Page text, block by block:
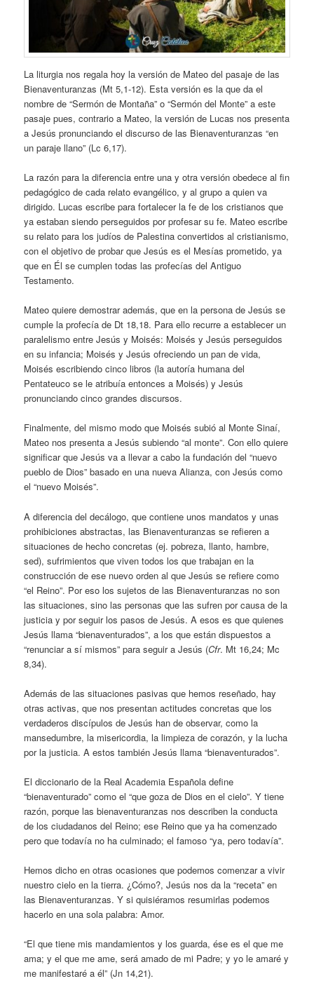
La liturgia nos regala hoy la versión de Mateo del pasaje de las
Bienaventuranzas (Mt 5,1-12). Esta versión es la que da el
nombre de “Sermón de Montaña” o “Sermón del Monte” a este
pasaje pues, contrario a Mateo, la versión de Lucas nos presenta
a Jesús pronunciando el discurso de las Bienaventuranzas “en
un paraje llano” (Lc 6,17).
La razón para la diferencia entre una y otra versión obedece al fin
pedagógico de cada relato evangélico, y al grupo a quien va
dirigido. Lucas escribe para fortalecer la fe de los cristianos que
ya estaban siendo perseguidos por profesar su fe. Mateo escribe
su relato para los judíos de Palestina convertidos al cristianismo,
con el objetivo de probar que Jesús es el Mesías prometido, ya
que en Él se cumplen todas las profecías del Antiguo
Testamento.
Mateo quiere demostrar además, que en la persona de Jesús se
cumple la profecía de Dt 18,18. Para ello recurre a establecer un
paralelismo entre Jesús y Moisés: Moisés y Jesús perseguidos
en su infancia; Moisés y Jesús ofreciendo un pan de vida,
Moisés escribiendo cinco libros (la autoría humana del
Pentateuco se le atribuía entonces a Moisés) y Jesús
pronunciando cinco grandes discursos.
Finalmente, del mismo modo que Moisés subió al Monte Sinaí,
Mateo nos presenta a Jesús subiendo “al monte”. Con ello quiere
significar que Jesús va a llevar a cabo la fundación del “nuevo
pueblo de Dios” basado en una nueva Alianza, con Jesús como
el “nuevo Moisés”.
A diferencia del decálogo, que contiene unos mandatos y unas
prohibiciones abstractas, las Bienaventuranzas se refieren a
situaciones de hecho concretas (ej. pobreza, llanto, hambre,
sed), sufrimientos que viven todos los que trabajan en la
construcción de ese nuevo orden al que Jesús se refiere como
“el Reino”. Por eso los sujetos de las Bienaventuranzas no son
las situaciones, sino las personas que las sufren por causa de la
justicia y por seguir los pasos de Jesús. A esos es que quienes
Jesús llama “bienaventurados”, a los que están dispuestos a
“renunciar a sí mismos” para seguir a Jesús (Cfr. Mt 16,24; Mc
8,34).
Además de las situaciones pasivas que hemos reseñado, hay
otras activas, que nos presentan actitudes concretas que los
verdaderos discípulos de Jesús han de observar, como la
mansedumbre, la misericordia, la limpieza de corazón, y la lucha
por la justicia. A estos también Jesús llama “bienaventurados”.
El diccionario de la Real Academia Española define
“bienaventurado” como el “que goza de Dios en el cielo”. Y tiene
razón, porque las bienaventuranzas nos describen la conducta
de los ciudadanos del Reino; ese Reino que ya ha comenzado
pero que todavía no ha culminado; el famoso “ya, pero todavía”.
Hemos dicho en otras ocasiones que podemos comenzar a vivir
nuestro cielo en la tierra. ¿Cómo?, Jesús nos da la “receta” en
las Bienaventuranzas. Y si quisiéramos resumirlas podemos
hacerlo en una sola palabra: Amor.
“El que tiene mis mandamientos y los guarda, ése es el que me
ama; y el que me ame, será amado de mi Padre; y yo le amaré y
me manifestaré a él” (Jn 14,21).